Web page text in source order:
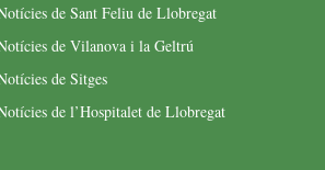
de Sant Feliu de Llobregat
de Vilanova i la Geltrú
de Sitges
de l’Hospitalet de Llobregat